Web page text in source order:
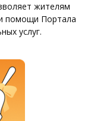
жителям
помощи Портала
услуг.